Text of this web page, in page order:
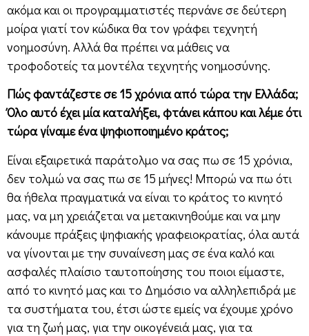
ακόμα και οι προγραμματιστές περνάνε σε δεύτερη
μοίρα γιατί τον κώδικα θα τον γράφει τεχνητή
νοημοσύνη. Αλλά θα πρέπει να μάθεις να
τροφοδοτείς τα μοντέλα τεχνητής νοημοσύνης.
Πώς φαντάζεστε σε 15 χρόνια από τώρα την Ελλάδα;
Όλο αυτό έχει μία καταλήξει, φτάνει κάπου και λέμε ότι
τώρα γίναμε ένα ψηφιοποιημένο κράτος;
Είναι εξαιρετικά παράτολμο να σας πω σε 15 χρόνια,
δεν τολμώ να σας πω σε 15 μήνες! Μπορώ να πω ότι
θα ήθελα πραγματικά να είναι το κράτος το κινητό
μας, να μη χρειάζεται να μετακινηθούμε και να μην
κάνουμε πράξεις ψηφιακής γραφειοκρατίας, όλα αυτά
να γίνονται με την συναίνεση μας σε ένα καλό και
ασφαλές πλαίσιο ταυτοποίησης του ποιοι είμαστε,
από το κινητό μας και το Δημόσιο να αλληλεπιδρά με
τα συστήματα του, έτσι ώστε εμείς να έχουμε χρόνο
για τη ζωή μας, για την οικογένειά μας, για τα